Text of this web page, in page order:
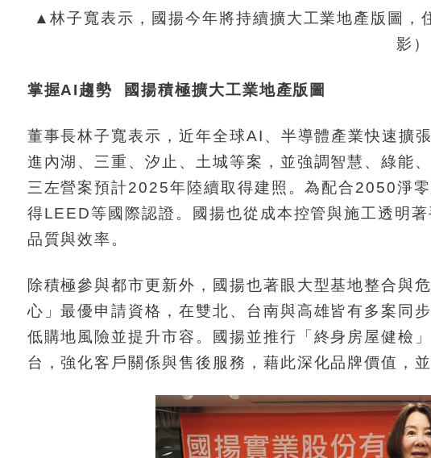
▲林子寬表示，國揚今年將持續擴大工業地產版圖，
影）
掌握AI趨勢 國揚積極擴大工業地產版圖
董事長林子寬表示，近年全球AI、半導體產業快速擴
進內湖、三重、汐止、土城等案，並強調智慧、綠能
三左營案預計2025年陸續取得建照。為配合2050淨
得LEED等國際認證。國揚也從成本控管與施工透明
品質與效率。
除積極參與都市更新外，國揚也著眼大型基地整合與
心」最優申請資格，在雙北、台南與高雄皆有多案同
低購地風險並提升市容。國揚並推行「終身房屋健檢
台，強化客戶關係與售後服務，藉此深化品牌價值，